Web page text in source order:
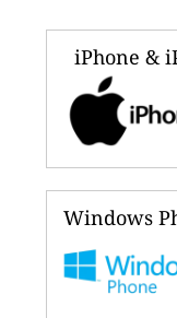
iPhone &
Windows